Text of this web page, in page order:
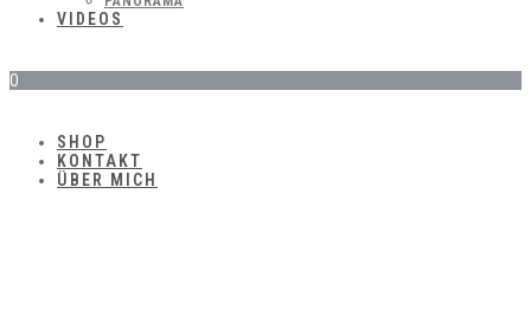
VIDEOS
0
SHOP
KONTAKT
ÜBER MICH